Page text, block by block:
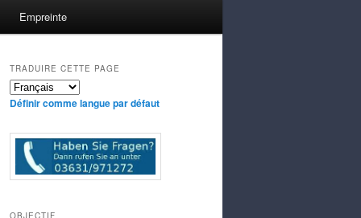
Empreinte
TRADUIRE CETTE PAGE
Définir comme langue par défaut
OBJECTIF